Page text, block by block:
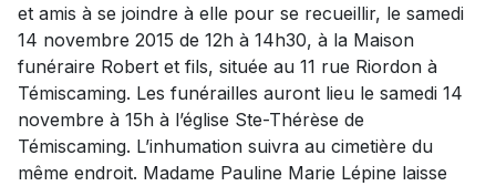
et amis à se joindre à elle pour se recueillir, le samedi
14 novembre 2015 de 12h à 14h30, à la Maison
funéraire Robert et fils, située au 11 rue Riordon à
Témiscaming. Les funérailles auront lieu le samedi 14
novembre à 15h à l’église Ste-Thérèse de
Témiscaming. L’inhumation suivra au cimetière du
même endroit. Madame Pauline Marie Lépine laisse